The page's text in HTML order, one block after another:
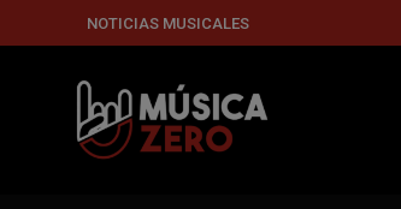
NOTICIAS MUSICALES